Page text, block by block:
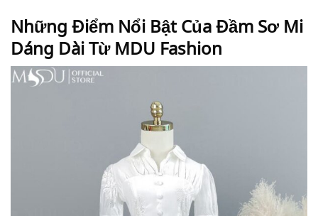
Những Điểm Nổi Bật Của Đầm Sơ Mi
Dáng Dài Từ MDU Fashion